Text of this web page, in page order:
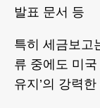
발표 문서 등
특히 세금보고
류 중에도 미
유지’의 강력